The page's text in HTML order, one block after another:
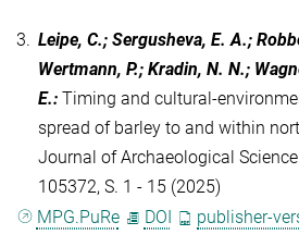
3. Leipe, C.; Sergusheva, E. A.;
Wertmann, P.; Kradin, N. N.;
E.: Timing and cultural-
spread of barley to and within
Journal of Archaeological
105372, S. 1 - 15 (2025)
MPG.PuRe
DOI publisher-